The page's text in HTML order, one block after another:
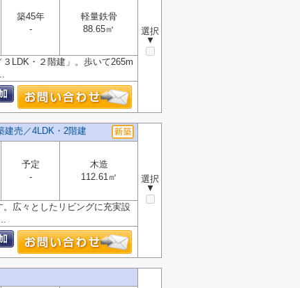
選択
▼
築45年
-
軽量鉄骨
88.65㎡
LDK・２階建」。歩いて265m
建売／4LDK・2階建
選択
▼
予定
-
木造
112.61㎡
広々としたリビングに充実設